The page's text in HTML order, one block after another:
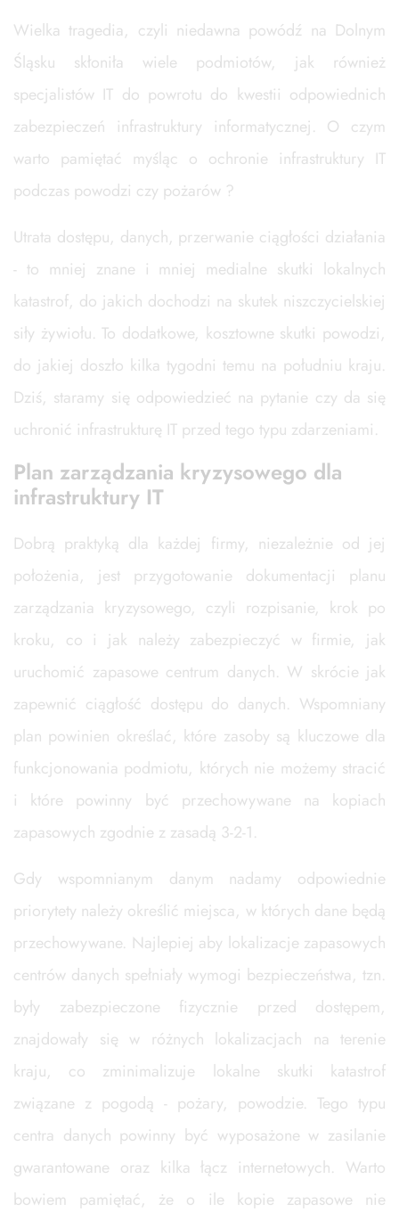
Wielka tragedia, czyli niedawna powódź na Dolnym
Śląsku skłoniła wiele podmiotów, jak również
specjalistów IT do powrotu do kwestii odpowiednich
zabezpieczeń infrastruktury informatycznej. O czym
warto pamiętać myśląc o ochronie infrastruktury IT
podczas powodzi czy pożarów ?
Utrata dostępu, danych, przerwanie ciągłości działania
- to mniej znane i mniej medialne skutki lokalnych
katastrof, do jakich dochodzi na skutek niszczycielskiej
siły żywiołu. To dodatkowe, kosztowne skutki powodzi,
do jakiej doszło kilka tygodni temu na południu kraju.
Dziś, staramy się odpowiedzieć na pytanie czy da się
uchronić infrastrukturę IT przed tego typu zdarzeniami.
Plan zarządzania kryzysowego dla
infrastruktury IT
Dobrą praktyką dla każdej firmy, niezależnie od jej
położenia, jest przygotowanie dokumentacji planu
zarządzania kryzysowego, czyli rozpisanie, krok po
kroku, co i jak należy zabezpieczyć w firmie, jak
uruchomić zapasowe centrum danych. W skrócie jak
zapewnić ciągłość dostępu do danych. Wspomniany
plan powinien określać, które zasoby są kluczowe dla
funkcjonowania podmiotu, których nie możemy stracić
i które powinny być przechowywane na kopiach
zapasowych zgodnie z zasadą 3-2-1.
Gdy wspomnianym danym nadamy odpowiednie
priorytety należy określić miejsca, w których dane będą
przechowywane. Najlepiej aby lokalizacje zapasowych
centrów danych spełniały wymogi bezpieczeństwa, tzn.
były zabezpieczone fizycznie przed dostępem,
znajdowały się w różnych lokalizacjach na terenie
kraju, co zminimalizuje lokalne skutki katastrof
związane z pogodą - pożary, powodzie. Tego typu
centra danych powinny być wyposażone w zasilanie
gwarantowane oraz kilka łącz internetowych. Warto
bowiem pamiętać, że o ile kopie zapasowe nie